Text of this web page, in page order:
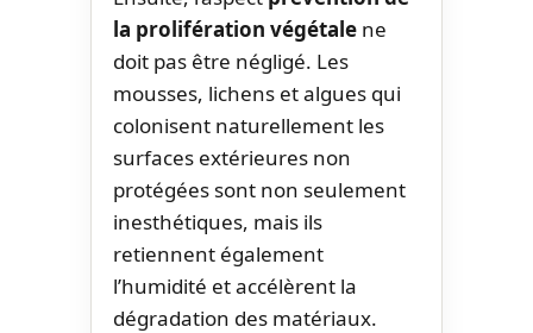
la prolifération végétale ne
doit pas être négligé. Les
mousses, lichens et algues qui
colonisent naturellement les
surfaces extérieures non
protégées sont non seulement
inesthétiques, mais ils
retiennent également
l’humidité et accélèrent la
dégradation des matériaux.